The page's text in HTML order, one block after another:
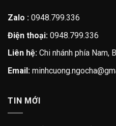
Zalo : 0948.799.336
Điện thoại: 0948.799.336
Liên hệ: Chi nhánh phía Nam,
Email:
TIN MỚI